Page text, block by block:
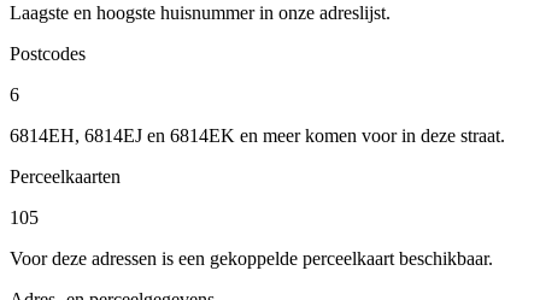
Laagste en hoogste huisnummer in onze adreslijst.
Postcodes
6
6814EH, 6814EJ en 6814EK en meer komen voor in deze straat.
Perceelkaarten
105
Voor deze adressen is een gekoppelde perceelkaart beschikbaar.